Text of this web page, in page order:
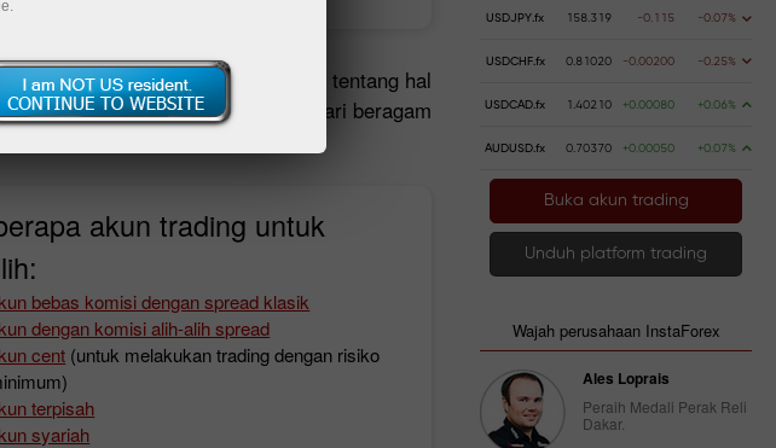
akan pernah merasa khawatir tentang hal
akan mendapatkan keuntungan dari beragam
dan penarikan dana.
akun trading untuk
bebas komisi dengan spread klasik
dengan komisi alih-alih spread
cent (untuk melakukan trading dengan risiko
terpisah
syariah
USDJPY.fx 158.319 -0.115 -0.07%
USDCHF.fx 0.81020 -0.00200 -0.25%
USDCAD.fx 1.40210 +0.00080 +0.06%
AUDUSD.fx 0.70370 +0.00050 +0.07%
Buka akun trading
Unduh platform trading
Wajah perusahaan InstaForex
Ales Loprais
Peraih Medali Perak Reli
Dakar.